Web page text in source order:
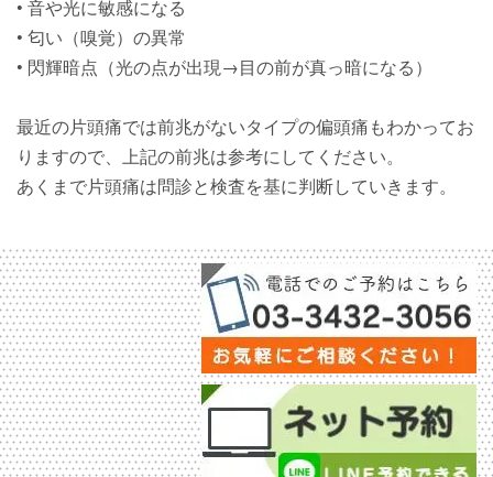
• 音や光に敏感になる
• 匂い（嗅覚）の異常
• 閃輝暗点（光の点が出現→目の前が真っ暗になる）
最近の片頭痛では前兆がないタイプの偏頭痛もわかってお
りますので、上記の前兆は参考にしてください。
あくまで片頭痛は問診と検査を基に判断していきます。